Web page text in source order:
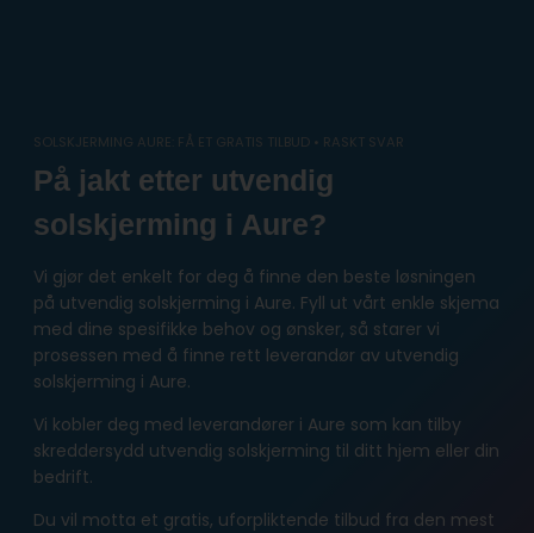
SOLSKJERMING AURE: FÅ ET GRATIS TILBUD • RASKT SVAR
På jakt etter utvendig
solskjerming i Aure?
Vi gjør det enkelt for deg å finne den beste løsningen
på utvendig solskjerming i Aure. Fyll ut vårt enkle skjema
med dine spesifikke behov og ønsker, så starer vi
prosessen med å finne rett leverandør av utvendig
solskjerming i Aure.
Vi kobler deg med leverandører i Aure som kan tilby
skreddersydd utvendig solskjerming til ditt hjem eller din
bedrift.
Du vil motta et gratis, uforpliktende tilbud fra den mest